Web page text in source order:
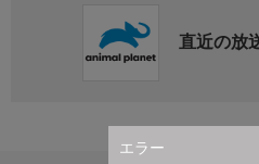
エラー
直近の放